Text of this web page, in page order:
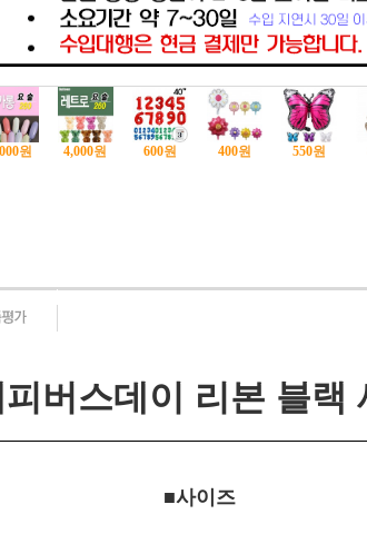
원 4,000원 600원 400원 550원
버스데이 리본 블랙
■사이즈